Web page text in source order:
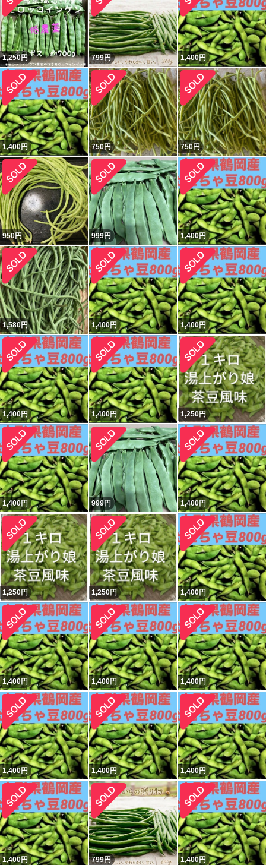
1,250円 799円 1,400円
1,400円 750円 750円
950円 999円 1,400円
1,580円 1,400円 1,400円
1,400円 1,400円 1,250円
1,400円 999円 1,400円
1,250円 1,250円 1,400円
1,400円 1,400円 1,400円
1,400円 1,400円 1,400円
1,400円 799円 1,400円